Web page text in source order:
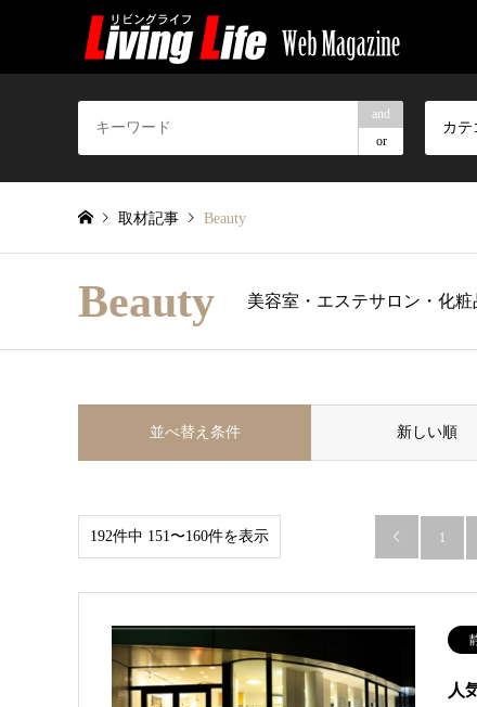
and
or
カテ
取材記事 Beauty
Beauty 美容室・エステサロン・化
並べ替え条件 新しい順
192件中 151〜160件を表示  1
人